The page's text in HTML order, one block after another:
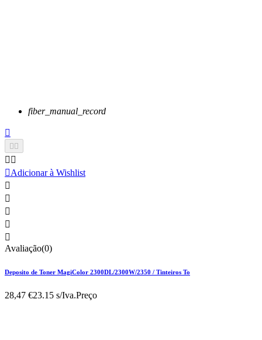
fiber_manual_record

 
 
Adicionar à Wishlist





Avaliação(0)
Deposito de Toner MagiColor 2300DL/2300W/2350 / Tinteiros To
28,47 €23.15 s/Iva.Preço